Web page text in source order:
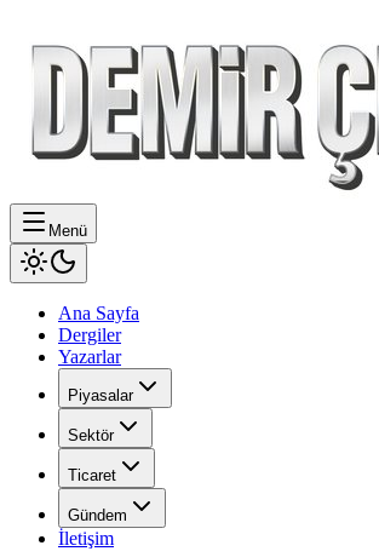
Menü
Ana Sayfa
Dergiler
Yazarlar
Piyasalar
Sektör
Ticaret
Gündem
İletişim